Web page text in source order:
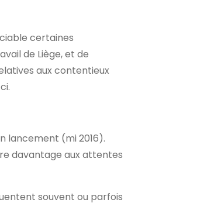
certaines
de Liège, et de
aux contentieux
lancement (mi 2016).
davantage aux attentes
souvent ou parfois